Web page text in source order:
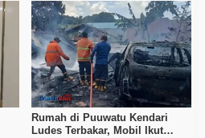
Rumah di Puuwatu Kendari
Ludes Terbakar, Mobil Ikut